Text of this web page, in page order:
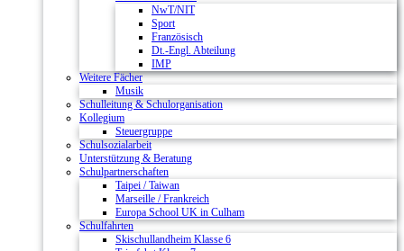
NwT/NIT
Sport
Französisch
Dt.-Engl. Abteilung
IMP
Weitere Fächer
Musik
Schulleitung & Schulorganisation
Kollegium
Steuergruppe
Schulsozialarbeit
Unterstützung & Beratung
Schulpartnerschaften
Taipei / Taiwan
Marseille / Frankreich
Europa School UK in Culham
Schulfahrten
Skischullandheim Klasse 6